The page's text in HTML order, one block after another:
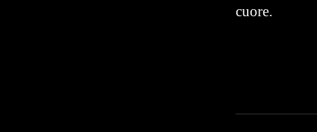
cuore.